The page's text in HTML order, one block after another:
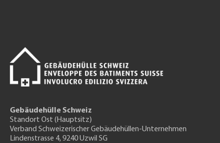
Gebäudehülle Schweiz
Standort Ost (Hauptsitz)
Verband Schweizerischer Gebäudehüllen-Unternehmen
Lindenstrasse 4, 9240 Uzwil SG